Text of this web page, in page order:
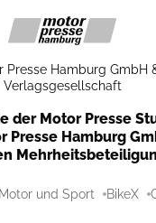
Presse Hamburg GmbH
Verlagsgesellschaft
der Motor Presse
Presse Hamburg
und Sport BikeX